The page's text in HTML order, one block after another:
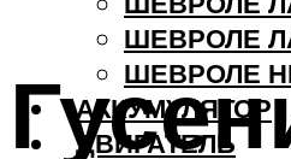
ШЕВРОЛЕ
ШЕВРОЛЕ
АККУМУЛЯТОР
ДВИГАТЕЛЬ